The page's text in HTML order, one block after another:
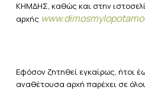
ΚΗΜΔΗΣ, καθώς και στην
αρχής www.
Εφόσον ζητηθεί εγκαίρως, ήτοι
αναθέτουσα αρχή παρέχει σε